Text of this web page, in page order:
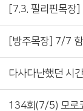
[7.3. 필리핀목장
[방주목장] 7/7
다사다난했던 시
134회(7/5) 모로